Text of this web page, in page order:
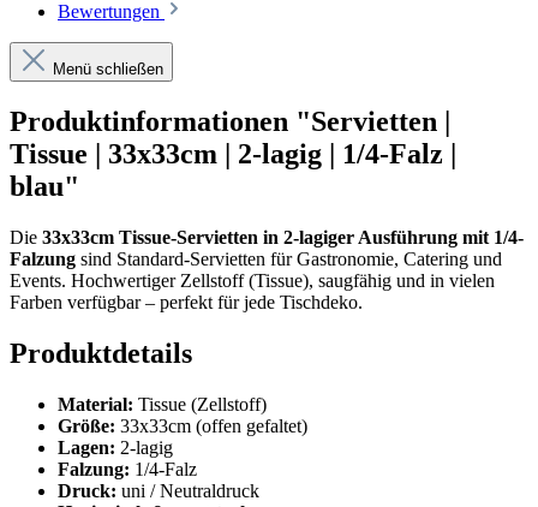
Bewertungen
Menü schließen
Produktinformationen "Servietten |
Tissue | 33x33cm | 2-lagig | 1/4-Falz |
blau"
Die 33x33cm Tissue-Servietten in 2-lagiger Ausführung mit 1/4-
Falzung sind Standard-Servietten für Gastronomie, Catering und
Events. Hochwertiger Zellstoff (Tissue), saugfähig und in vielen
Farben verfügbar – perfekt für jede Tischdeko.
Produktdetails
Material: Tissue (Zellstoff)
Größe: 33x33cm (offen gefaltet)
Lagen: 2-lagig
Falzung: 1/4-Falz
Druck: uni / Neutraldruck